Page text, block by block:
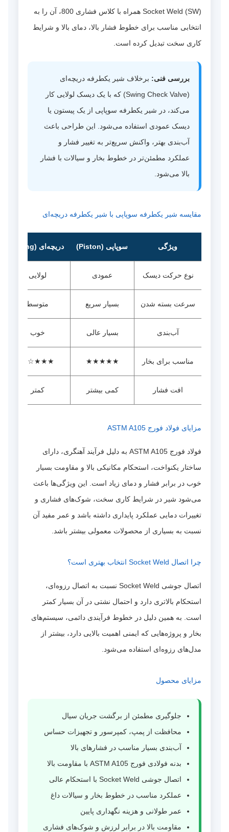
Socket Weld (SW) همراه با کلاس فشاری 800، آن را به
انتخابی مناسب برای خطوط فشار بالا، دمای بالا و شرایط
کاری سخت تبدیل کرده است.
بررسی فنی: برخلاف شیر یکطرفه دریچه‌ای
(Swing Check Valve) که با یک دیسک لولایی کار
می‌کند، در شیر یکطرفه سوپاپی از یک پیستون یا
دیسک عمودی استفاده می‌شود. این طراحی باعث
آب‌بندی بهتر، واکنش سریع‌تر به تغییر فشار و
عملکرد مطمئن‌تر در خطوط بخار و سیالات با فشار
بالا می‌شود.
مقایسه شیر یکطرفه سوپاپی با شیر یکطرفه دریچه‌ای
ویژگی سوپاپی (Piston) دریچه‌ای (Swing)
نوع حرکت دیسک عمودی لولایی
سرعت بسته شدن بسیار سریع متوسط
آب‌بندی بسیار عالی خوب
مناسب برای بخار ★★★★★
★★★☆☆
افت فشار کمی بیشتر کمتر
مزایای فولاد فورج ASTM A105
فولاد فورج ASTM A105 به دلیل فرآیند آهنگری، دارای
ساختار یکنواخت، استحکام مکانیکی بالا و مقاومت بسیار
خوب در برابر فشار و دمای زیاد است. این ویژگی‌ها باعث
می‌شود شیر در شرایط کاری سخت، شوک‌های فشاری و
تغییرات دمایی عملکرد پایداری داشته باشد و عمر مفید آن
نسبت به بسیاری از محصولات معمولی بیشتر باشد.
چرا اتصال Socket Weld انتخاب بهتری است؟
اتصال جوشی Socket Weld نسبت به اتصال رزوه‌ای،
استحکام بالاتری دارد و احتمال نشتی در آن بسیار کمتر
است. به همین دلیل در خطوط فرآیندی دائمی، سیستم‌های
بخار و پروژه‌هایی که ایمنی اهمیت بالایی دارد، بیشتر از
مدل‌های رزوه‌ای استفاده می‌شود.
مزایای محصول
جلوگیری مطمئن از برگشت جریان سیال
محافظت از پمپ، کمپرسور و تجهیزات حساس
آب‌بندی بسیار مناسب در فشارهای بالا
بدنه فولادی فورج ASTM A105 با مقاومت بالا
اتصال جوشی Socket Weld با استحکام عالی
عملکرد مناسب در خطوط بخار و سیالات داغ
عمر طولانی و هزینه نگهداری پایین
مقاومت بالا در برابر لرزش و شوک‌های فشاری